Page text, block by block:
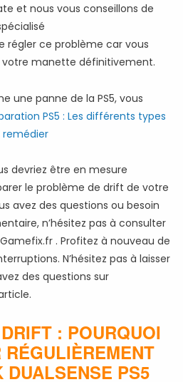
et nous vous conseillons de
régler ce problème car vous
votre manette définitivement.
une panne de la PS5, vous
PS5 : Les différents types
devriez être en mesure
le problème de drift de votre
avez des questions ou besoin
n’hésitez pas à consulter
. Profitez à nouveau de
N’hésitez pas à laisser
des questions sur
: POURQUOI
RÉGULIÈREMENT
DUALSENSE PS5